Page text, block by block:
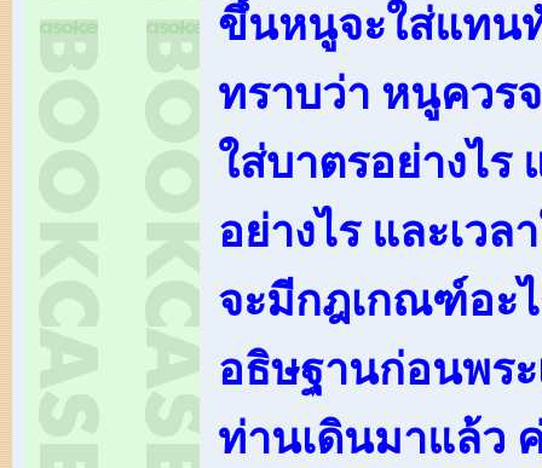
ขึ้นหนูจะใส่แทน
ทราบว่า หนูควร
ใส่บาตรอย่างไร
อย่างไร และเวล
จะมีกฎเกณฑ์อะ
อธิษฐานก่อนพร
ท่านเดินมาแล้ว